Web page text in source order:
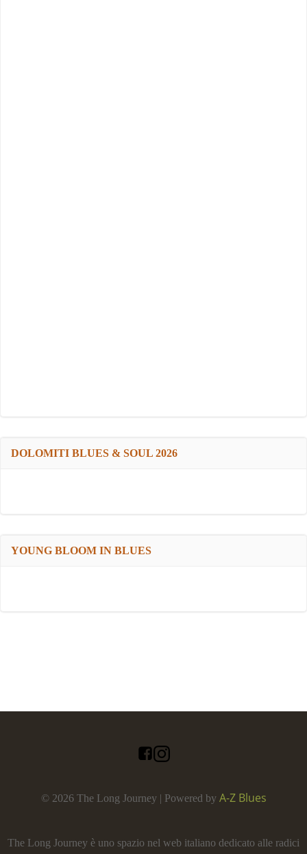
DOLOMITI BLUES & SOUL 2026
YOUNG BLOOM IN BLUES
© 2026 The Long Journey | Powered by A-Z Blues
The Long Journey è uno spazio nel web italiano dedicato alle radici